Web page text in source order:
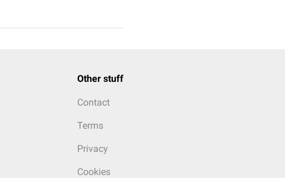
Other stuff
Contact
Terms
Privacy
Cookies